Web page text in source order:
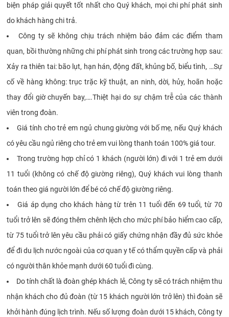
biện pháp giải quyết tốt nhất cho Quý khách, mọi chi phí phát sinh
do khách hàng chi trả.
Công ty sẽ không chịu trách nhiệm bảo đảm các điểm tham
quan, bồi thường những chi phí phát sinh trong các trường hợp sau:
Xảy ra thiên tai: bão lụt, hạn hán, động đất, khủng bố, biểu tình, …Sự
cố về hàng không: trục trặc kỹ thuật, an ninh, dời, hủy, hoãn hoặc
thay đổi giờ chuyến bay,….Thiệt hại do sự chậm trễ của các thành
viên trong đoàn.
Giá tính cho trẻ em ngủ chung giường với bố mẹ, nếu Quý khách
có yêu cầu ngủ riêng cho trẻ em vui lòng thanh toán 100% giá tour.
Trong trường hợp chỉ có 1 khách (người lớn) đi với 1 trẻ em dưới
11 tuổi (không có chế độ giường riêng), Quý khách vui lòng thanh
toán theo giá người lớn để bé có chế độ giường riêng.
Giá áp dụng cho khách hàng từ trên 11 tuổi đến 69 tuổi, từ 70
tuổi trở lên sẽ đóng thêm chênh lệch cho mức phí bảo hiểm cao cấp,
từ 75 tuổi trở lên yêu cầu phải có giấy chứng nhận đầy đủ sức khỏe
để đi du lịch nước ngoài của cơ quan y tế có thẩm quyền cấp và phải
có người thân khỏe mạnh dưới 60 tuổi đi cùng.
Do tính chất là đoàn ghép khách lẻ, Công ty sẽ có trách nhiệm thu
nhận khách cho đủ đoàn (từ 15 khách người lớn trở lên) thì đoàn sẽ
khởi hành đúng lịch trình. Nếu số lượng đoàn dưới 15 khách, Công ty